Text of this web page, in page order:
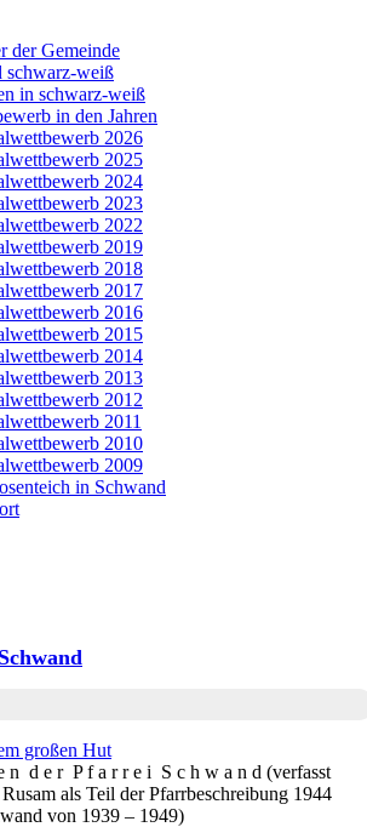
der Gemeinde
schwarz-weiß
in schwarz-weiß
in den Jahren
2026
2025
2024
2023
2022
2019
2018
2017
2016
2015
2014
2013
2012
2011
2010
2009
in Schwand
n d e r P f a r r e i S c h w a n d (verfasst
als Teil der Pfarrbeschreibung 1944
von 1939 – 1949)